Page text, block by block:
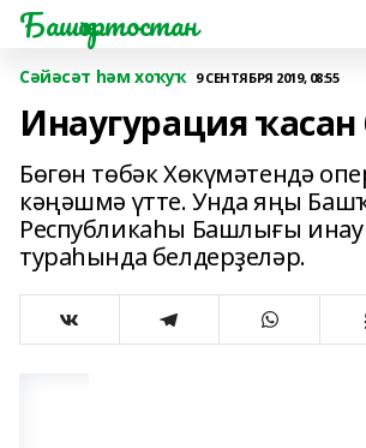
Башҡортостан
Сәйәсәт һәм хоҡуҡ 9 СЕНТЯБРЯ 2019, 08:55
Инаугурация ҡасан
Бөгөн төбәк Хөкүмәтендә
кәңәшмә үтте. Унда яңы
Республикаһы Башлығы
тураһында белдерҙеләр.